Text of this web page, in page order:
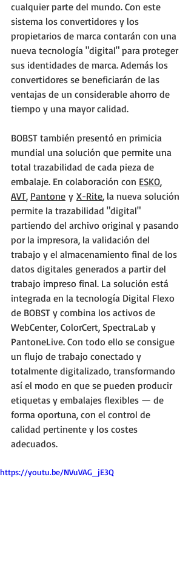
cualquier parte del mundo. Con este
sistema los convertidores y los
propietarios de marca contarán con una
nueva tecnología "digital" para proteger
sus identidades de marca. Además los
convertidores se beneficiarán de las
ventajas de un considerable ahorro de
tiempo y una mayor calidad.
BOBST también presentó en primicia
mundial una solución que permite una
total trazabilidad de cada pieza de
embalaje. En colaboración con ESKO,
AVT, Pantone y X-Rite, la nueva solución
permite la trazabilidad "digital"
partiendo del archivo original y pasando
por la impresora, la validación del
trabajo y el almacenamiento final de los
datos digitales generados a partir del
trabajo impreso final. La solución está
integrada en la tecnología Digital Flexo
de BOBST y combina los activos de
WebCenter, ColorCert, SpectraLab y
PantoneLive. Con todo ello se consigue
un flujo de trabajo conectado y
totalmente digitalizado, transformando
así el modo en que se pueden producir
etiquetas y embalajes flexibles — de
forma oportuna, con el control de
calidad pertinente y los costes
adecuados.
https://youtu.be/NVuVAG_jE3Q